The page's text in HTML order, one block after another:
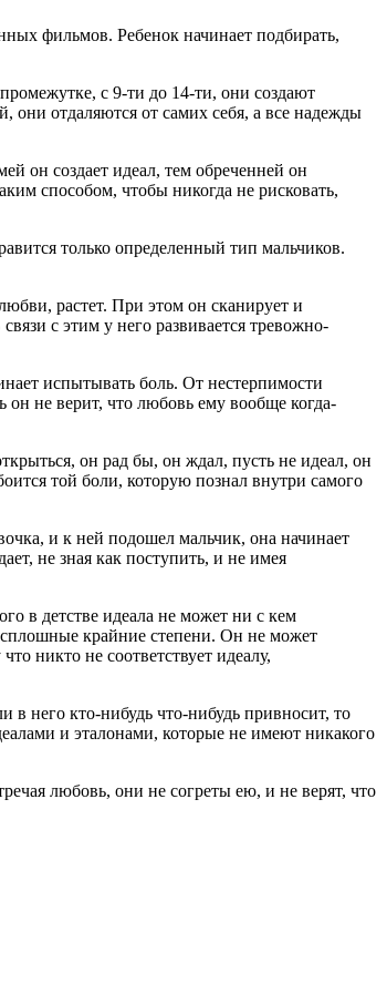
фильмов. Ребенок начинает подбирать,
с 9-ти до 14-ти, они создают
отдаляются от самих себя, а все надежды
он создает идеал, тем обреченней он
способом, чтобы никогда не рисковать,
только определенный тип мальчиков.
растет. При этом он сканирует и
с этим у него развивается тревожно-
испытывать боль. От нестерпимости
он не верит, что любовь ему вообще когда-
он рад бы, он ждал, пусть не идеал, он
той боли, которую познал внутри самого
и к ней подошел мальчик, она начинает
не зная как поступить, и не имея
в детстве идеала не может ни с кем
сплошные крайние степени. Он не может
никто не соответствует идеалу,
него кто-нибудь что-нибудь привносит, то
и эталонами, которые не имеют никакого
любовь, они не согреты ею, и не верят, что